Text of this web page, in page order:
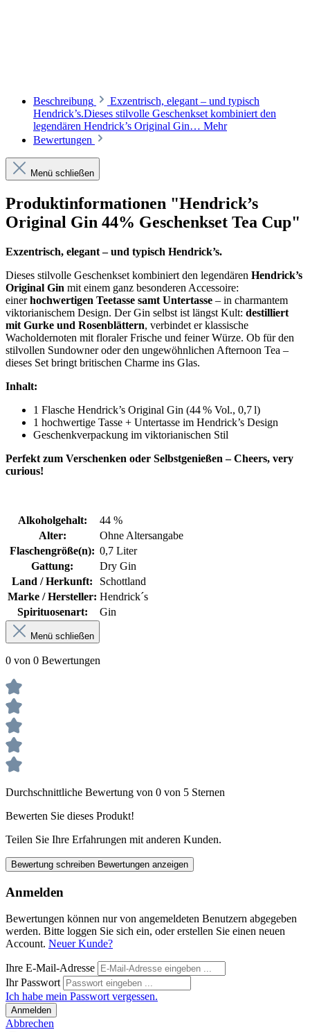
Beschreibung
Exzentrisch, elegant – und typisch
Hendrick’s.Dieses stilvolle Geschenkset kombiniert den
legendären Hendrick’s Original Gin… Mehr
Bewertungen
Menü schließen
Produktinformationen "Hendrick’s
Original Gin 44% Geschenkset Tea Cup"
Exzentrisch, elegant – und typisch Hendrick’s.
Dieses stilvolle Geschenkset kombiniert den legendären Hendrick’s
Original Gin mit einem ganz besonderen Accessoire:
einer hochwertigen Teetasse samt Untertasse – in charmantem
viktorianischem Design. Der Gin selbst ist längst Kult: destilliert
mit Gurke und Rosenblättern, verbindet er klassische
Wacholdernoten mit floraler Frische und feiner Würze. Ob für den
stilvollen Sundowner oder den ungewöhnlichen Afternoon Tea –
dieses Set bringt britischen Charme ins Glas.
Inhalt:
1 Flasche Hendrick’s Original Gin (44 % Vol., 0,7 l)
1 hochwertige Tasse + Untertasse im Hendrick’s Design
Geschenkverpackung im viktorianischen Stil
Perfekt zum Verschenken oder Selbstgenießen – Cheers, very
curious!
Alkoholgehalt:
44 %
Alter:
Ohne Altersangabe
Flaschengröße(n): 0,7 Liter
Gattung:
Dry Gin
Land / Herkunft:
Schottland
Marke / Hersteller: Hendrick´s
Spirituosenart:
Gin
Menü schließen
0 von 0 Bewertungen
Durchschnittliche Bewertung von 0 von 5 Sternen
Bewerten Sie dieses Produkt!
Teilen Sie Ihre Erfahrungen mit anderen Kunden.
Bewertung schreiben Bewertungen anzeigen
Anmelden
Bewertungen können nur von angemeldeten Benutzern abgegeben
werden. Bitte loggen Sie sich ein, oder erstellen Sie einen neuen
Account. Neuer Kunde?
Ihre E-Mail-Adresse
Ihr Passwort
Ich habe mein Passwort vergessen.
Anmelden
Abbrechen